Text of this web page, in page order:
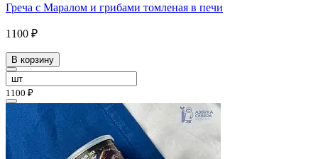
Греча с Маралом и грибами томленая в печи
1100 ₽
В корзину
1100 ₽